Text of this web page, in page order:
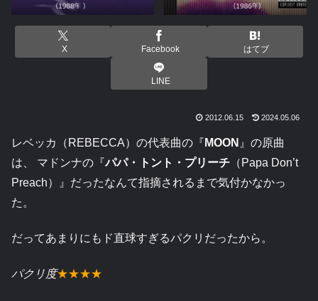
X Facebook はてブ
LINE
2012.06.15 2024.05.06
レベッカ（REBECCA）の代表曲の『 MOON 』の原曲
は、 マドンナの『パパ・トント・プリーチ （Papa Don’t
Preach）』だったなんて指摘されるまで気付かなかっ
た。
だってあまりにもド直球すぎるパクリだったから。
パクリ度★★★★